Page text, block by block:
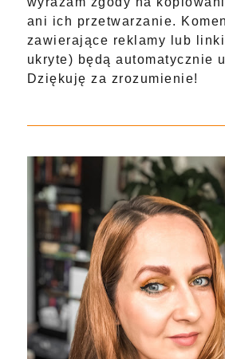
ani ich przetwarzanie.
zawierające reklamy lub
ukryte) będą automatycznie
Dziękuję za zrozumienie!